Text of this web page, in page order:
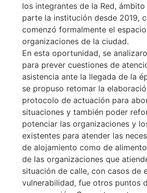
los integrantes de la Red,
parte la institución desde 2019,
comenzó formalmente el
organizaciones de la ciudad.
En esta oportunidad, se
para prever cuestiones de
asistencia ante la llegada de la
se propuso retomar la
protocolo de actuación para
situaciones y también poder
potenciar las organizaciones y
existentes para atender las
de alojamiento como de
de las organizaciones que
situación de calle, con casos de
vulnerabilidad, fue otros puntos